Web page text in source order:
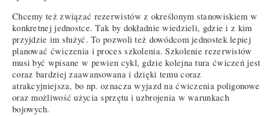
Chcemy też związać rezerwistów z określonym stanowiskiem w
konkretnej jednostce. Tak by dokładnie wiedzieli, gdzie i z kim
przyjdzie im służyć. To pozwoli też dowódcom jednostek lepiej
planować ćwiczenia i proces szkolenia. Szkolenie rezerwistów
musi być wpisane w pewien cykl, gdzie kolejna tura ćwiczeń jest
coraz bardziej zaawansowana i dzięki temu coraz
atrakcyjniejsza, bo np. oznacza wyjazd na ćwiczenia poligonowe
oraz możliwość użycia sprzętu i uzbrojenia w warunkach
bojowych.